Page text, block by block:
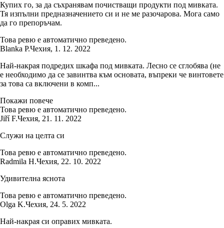
Купих го, за да съхранявам почистващи продукти под мивката.
Тя изпълни предназначението си и не ме разочарова. Мога само
да го препоръчам.
Това ревю е автоматично преведено.
Blanka P.Чехия, 1. 12. 2022
Най-накрая подредих шкафа под мивката. Лесно се сглобява (не
е необходимо да се завинтва към основата, въпреки че винтовете
за това са включени в комп...
Покажи повече
Това ревю е автоматично преведено.
Jiří F.Чехия, 21. 11. 2022
Служи на целта си
Това ревю е автоматично преведено.
Radmila H.Чехия, 22. 10. 2022
Удивителна яснота
Това ревю е автоматично преведено.
Olga K.Чехия, 24. 5. 2022
Най-накрая си оправих мивката.